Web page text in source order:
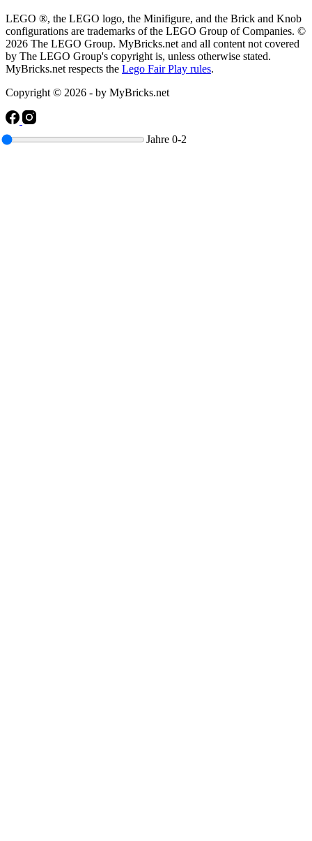
Jahre 0-2
LEGO ®, the LEGO logo, the Minifigure, and the Brick and Knob
configurations are trademarks of the LEGO Group of Companies. ©
2026 The LEGO Group. MyBricks.net and all content not covered
by The LEGO Group's copyright is, unless otherwise stated.
MyBricks.net respects the Lego Fair Play rules.
Copyright © 2026 - by MyBricks.net